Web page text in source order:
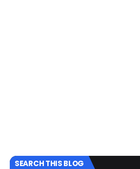
SEARCH THIS BLOG